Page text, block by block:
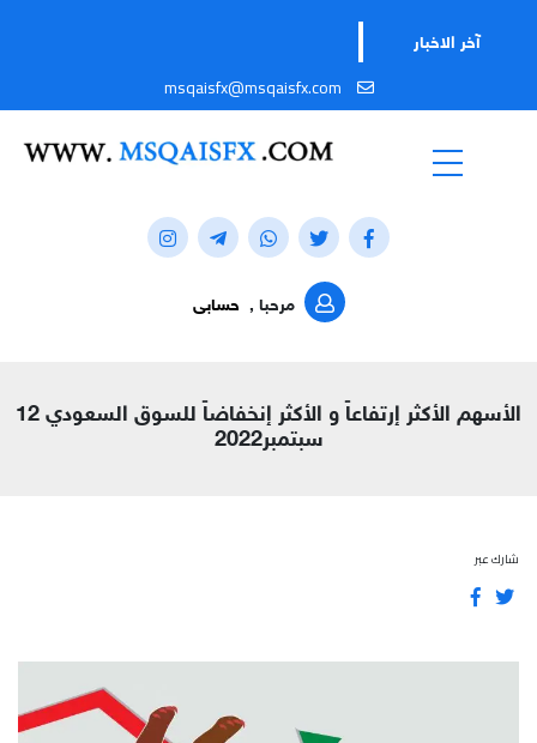
آخر الاخبار
msqaisfx@msqaisfx.com
مرحبا , حسابى
الأسهم الأكثر إرتفاعاً و الأكثر إنخفاضاً للسوق السعودي 12
سبتمبر2022
شارك عبر